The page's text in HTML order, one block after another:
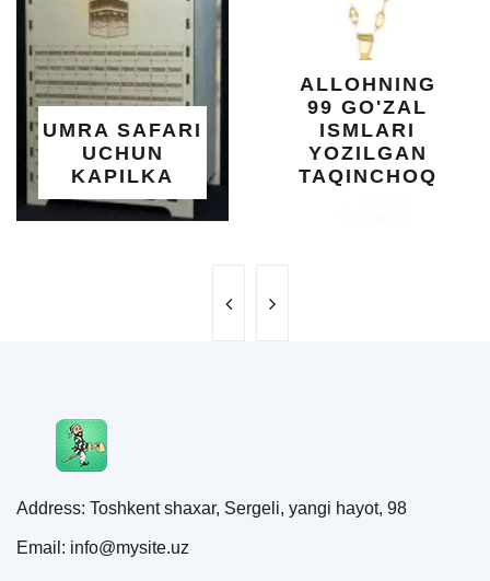
SAFARI
ALLOHNING
99 GO'ZAL
YOZILGAN
TAQINCHOQ
Address: Toshkent shaxar, Sergeli, yangi hayot, 98
Email: info@mysite.uz